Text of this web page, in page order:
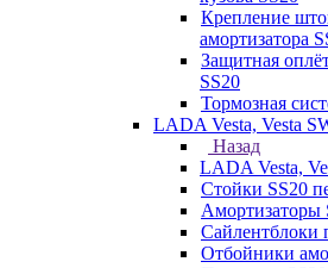
Крепление
амортизатора
Защитная
SS20
Тормозная
LADA Vesta, Vesta
Назад
LADA Vesta,
Стойки SS20
Амортизаторы
Сайлентблоки
Отбойники